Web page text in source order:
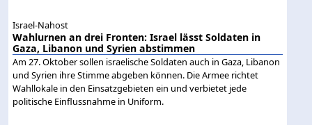
Israel-Nahost
Wahlurnen an drei Fronten: Israel lässt Soldaten in
Gaza, Libanon und Syrien abstimmen
Am 27. Oktober sollen israelische Soldaten auch in Gaza, Libanon
und Syrien ihre Stimme abgeben können. Die Armee richtet
Wahllokale in den Einsatzgebieten ein und verbietet jede
politische Einflussnahme in Uniform.